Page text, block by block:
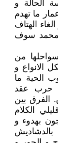
الحالة و
ما تهدم
الهتاف
محمد سوف
من
الانواع و
الحية ما
حرب عقد
الفرق بين
الكلام
بهدوء و